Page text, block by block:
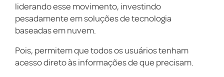
liderando esse movimento, investindo
pesadamente em soluções de tecnologia
baseadas em nuvem.
Pois, permitem que todos os usuários tenham
acesso direto às informações de que precisam.